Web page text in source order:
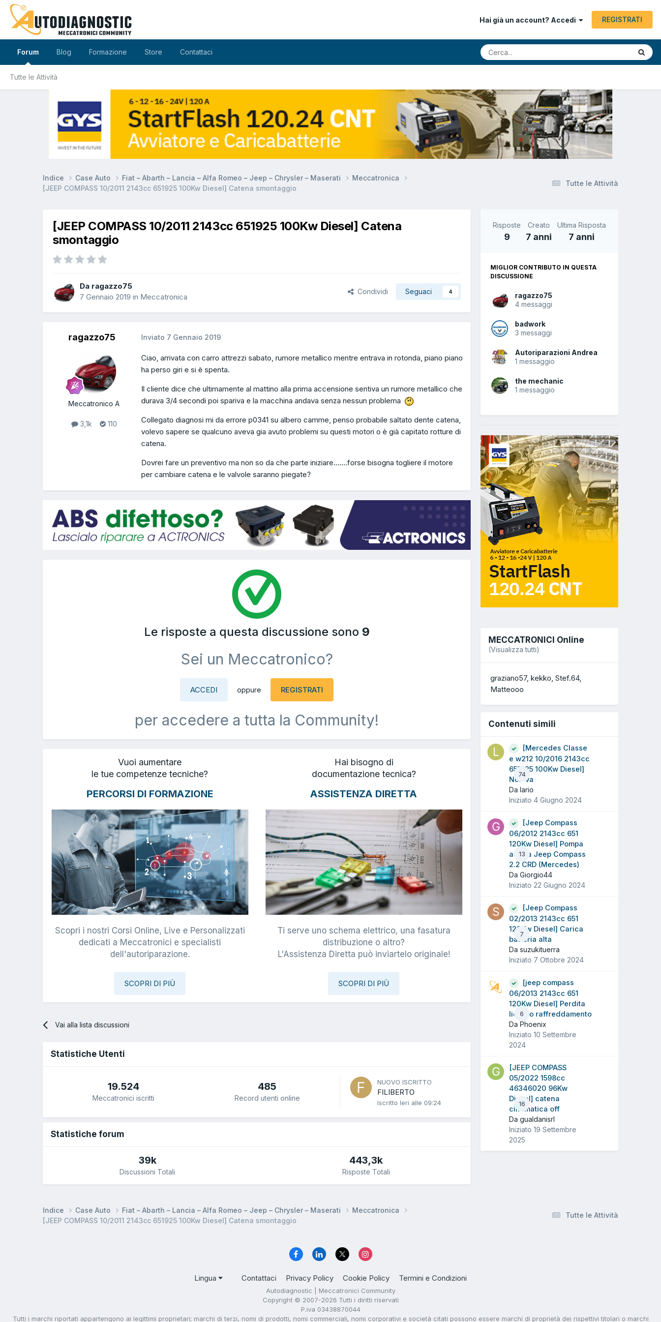
Hai già un account? Accedi REGISTRATI
Forum
Tutte le Attività
Blog Formazione Store Contattaci
Tutte le Attività
Indice Case Auto Fiat – Abarth – Lancia – Alfa Romeo – Jeep – Chrysler – Maserati
Meccatronica
[JEEP COMPASS 10/2011 2143cc 651925 100Kw Diesel] Catena smontaggio
[JEEP COMPASS 10/2011 2143cc 651925 100Kw Diesel] Catena
smontaggio
Da ragazzo75
7 Gennaio 2019 in Meccatronica
Condividi Seguaci 4
ragazzo75
Meccatronico A
3,1k 110
Inviato 7 Gennaio 2019
Ciao, arrivata con carro attrezzi sabato, rumore metallico mentre entrava in rotonda, piano piano
ha perso giri e si è spenta.
Il cliente dice che ultimamente al mattino alla prima accensione sentiva un rumore metallico che
durava 3/4 secondi poi spariva e la macchina andava senza nessun problema
Collegato diagnosi mi da errore p0341 su albero camme, penso probabile saltato dente catena,
volevo sapere se qualcuno aveva gia avuto problemi su questi motori o è già capitato rotture di
catena.
Dovrei fare un preventivo ma non so da che parte iniziare.......forse bisogna togliere il motore
per cambiare catena e le valvole saranno piegate?
Le risposte a questa discussione sono 9
Sei un Meccatronico?
ACCEDI oppure REGISTRATI
per accedere a tutta la Community!
Vuoi aumentare
le tue competenze tecniche?
PERCORSI DI FORMAZIONE
Scopri i nostri Corsi Online, Live e Personalizzati
dedicati a Meccatronici e specialisti
dell'autoriparazione.
SCOPRI DI PIÙ
Hai bisogno di
documentazione tecnica?
ASSISTENZA DIRETTA
Ti serve uno schema elettrico, una fasatura
distribuzione o altro?
L'Assistenza Diretta può inviartelo originale!
SCOPRI DI PIÙ
Vai alla lista discussioni
Statistiche Utenti
19.524
Meccatronici iscritti
485
Record utenti online
NUOVO ISCRITTO
FILIBERTO
Iscritto Ieri alle 09:24
Statistiche forum
39k
Discussioni Totali
443,3k
Risposte Totali
Risposte
9
Creato
7 anni
Ultima Risposta
7 anni
MIGLIOR CONTRIBUTO IN QUESTA
DISCUSSIONE
ragazzo75
4 messaggi
badwork
3 messaggi
Autoriparazioni Andrea
1 messaggio
the mechanic
1 messaggio
MECCATRONICI Online
(Visualizza tutti)
graziano57 kekko Stef.64
Matteooo
Contenuti simili
74
[Mercedes Classe
e w212 10/2016 2143cc
651925 100Kw Diesel]
Non va
Da lario
Iniziato 4 Giugno 2024
13
[Jeep Compass
06/2012 2143cc 651
120Kw Diesel] Pompa
acqua Jeep Compass
2.2 CRD (Mercedes)
Da Giorgio44
Iniziato 22 Giugno 2024
7
[Jeep Compass
02/2013 2143cc 651
120Kw Diesel] Carica
batteria alta
Da suzukituerra
Iniziato 7 Ottobre 2024
6
[jeep compass
06/2013 2143cc 651
120Kw Diesel] Perdita
liquido raffreddamento
Da Phoenix
Iniziato 10 Settembre
2024
16
[JEEP COMPASS
05/2022 1598cc
46346020 96Kw
Diesel] catena
cinematica off
Da gualdanisrl
Iniziato 19 Settembre
2025
Tutte le Attività
Indice Case Auto Fiat – Abarth – Lancia – Alfa Romeo – Jeep – Chrysler – Maserati
Meccatronica
[JEEP COMPASS 10/2011 2143cc 651925 100Kw Diesel] Catena smontaggio
Lingua Contattaci Privacy Policy Cookie Policy Termini e Condizioni
Autodiagnostic | Meccatronici Community
Copyright © 2007-2026 Tutti i diritti riservati
P.iva 03438870044
Tutti i marchi riportati appartengono ai legittimi proprietari; marchi di terzi, nomi di prodotti, nomi commerciali, nomi corporativi e società citati possono essere marchi di proprietà dei rispettivi titolari o marchi